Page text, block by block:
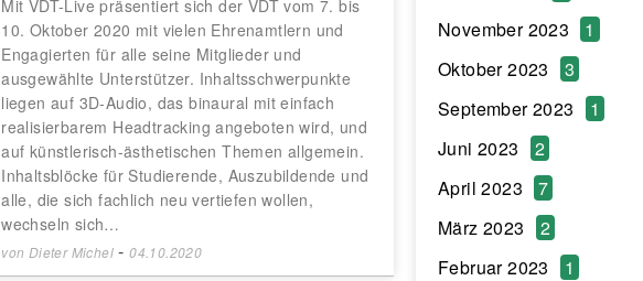
Mit VDT-Live präsentiert sich der VDT vom 7. bis
10. Oktober 2020 mit vielen Ehrenamtlern und
Engagierten für alle seine Mitglieder und
ausgewählte Unterstützer. Inhaltsschwerpunkte
liegen auf 3D-Audio, das binaural mit einfach
realisierbarem Headtracking angeboten wird, und
auf künstlerisch-ästhetischen Themen allgemein.
Inhaltsblöcke für Studierende, Auszubildende und
alle, die sich fachlich neu vertiefen wollen,
wechseln sich…
von Dieter Michel-04.10.2020
November 2023
1
Oktober 2023
3
September 2023
1
Juni 2023
2
April 2023
7
März 2023
2
Februar 2023
1